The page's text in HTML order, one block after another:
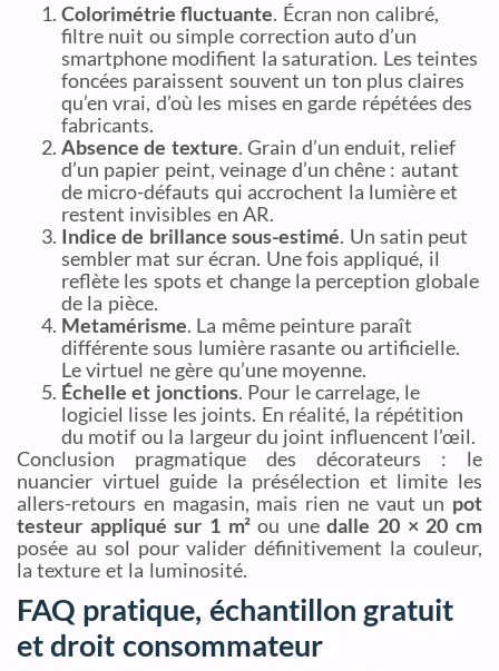
Colorimétrie fluctuante. Écran non calibré,
filtre nuit ou simple correction auto d’un
smartphone modifient la saturation. Les teintes
foncées paraissent souvent un ton plus claires
qu’en vrai, d’où les mises en garde répétées des
fabricants.
Absence de texture. Grain d’un enduit, relief
d’un papier peint, veinage d’un chêne : autant
de micro-défauts qui accrochent la lumière et
restent invisibles en AR.
Indice de brillance sous-estimé. Un satin peut
sembler mat sur écran. Une fois appliqué, il
reflète les spots et change la perception globale
de la pièce.
Metamérisme. La même peinture paraît
différente sous lumière rasante ou artificielle.
Le virtuel ne gère qu’une moyenne.
Échelle et jonctions. Pour le carrelage, le
logiciel lisse les joints. En réalité, la répétition
du motif ou la largeur du joint influencent l’œil.
Conclusion pragmatique des décorateurs : le
nuancier virtuel guide la présélection et limite les
allers-retours en magasin, mais rien ne vaut un pot
testeur appliqué sur 1 m²ou unedalle 20 × 20 cm
posée au sol pour valider définitivement la couleur,
la texture et la luminosité.
FAQ pratique, échantillon gratuit
et droit consommateur